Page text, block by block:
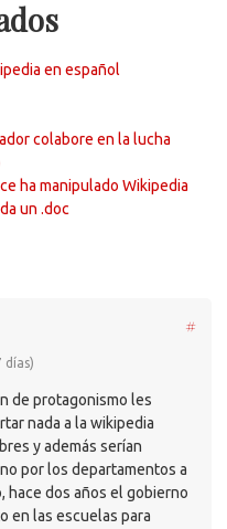
en español
colabore en la lucha
ha manipulado Wikipedia
un .doc
#
días)
de protagonismo les
nada a la wikipedia
y además serían
por los departamentos a
hace dos años el gobierno
en las escuelas para